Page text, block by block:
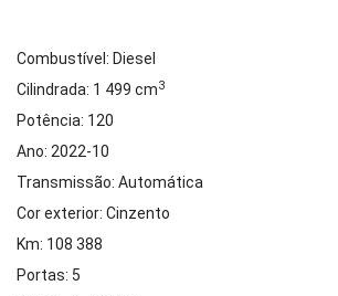
Combustível: Diesel
Cilindrada: 1 499 cm3
Potência: 120
Ano: 2022-10
Transmissão: Automática
Cor exterior: Cinzento
Km: 108 388
Portas: 5